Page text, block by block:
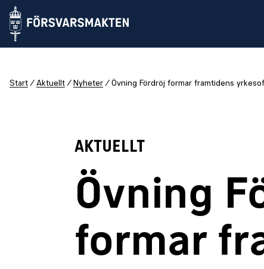
Start Aktuellt Nyheter Övning Fördröj formar framtidens
AKTUELLT
Övning
formar